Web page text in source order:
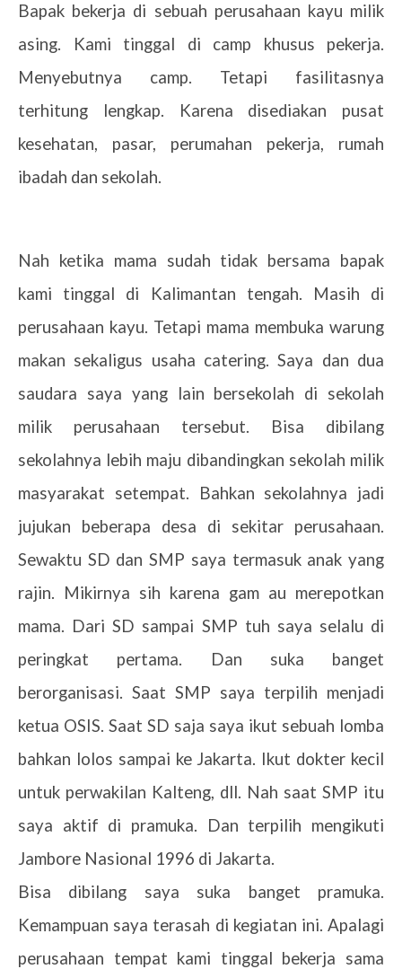
Bapak bekerja di sebuah perusahaan kayu milik
asing. Kami tinggal di camp khusus pekerja.
Menyebutnya camp. Tetapi fasilitasnya
terhitung lengkap. Karena disediakan pusat
kesehatan, pasar, perumahan pekerja, rumah
ibadah dan sekolah.
Nah ketika mama sudah tidak bersama bapak
kami tinggal di Kalimantan tengah. Masih di
perusahaan kayu. Tetapi mama membuka warung
makan sekaligus usaha catering. Saya dan dua
saudara saya yang lain bersekolah di sekolah
milik perusahaan tersebut. Bisa dibilang
sekolahnya lebih maju dibandingkan sekolah milik
masyarakat setempat. Bahkan sekolahnya jadi
jujukan beberapa desa di sekitar perusahaan.
Sewaktu SD dan SMP saya termasuk anak yang
rajin. Mikirnya sih karena gam au merepotkan
mama. Dari SD sampai SMP tuh saya selalu di
peringkat pertama. Dan suka banget
berorganisasi. Saat SMP saya terpilih menjadi
ketua OSIS. Saat SD saja saya ikut sebuah lomba
bahkan lolos sampai ke Jakarta. Ikut dokter kecil
untuk perwakilan Kalteng, dll. Nah saat SMP itu
saya aktif di pramuka. Dan terpilih mengikuti
Jambore Nasional 1996 di Jakarta.
Bisa dibilang saya suka banget pramuka.
Kemampuan saya terasah di kegiatan ini. Apalagi
perusahaan tempat kami tinggal bekerja sama